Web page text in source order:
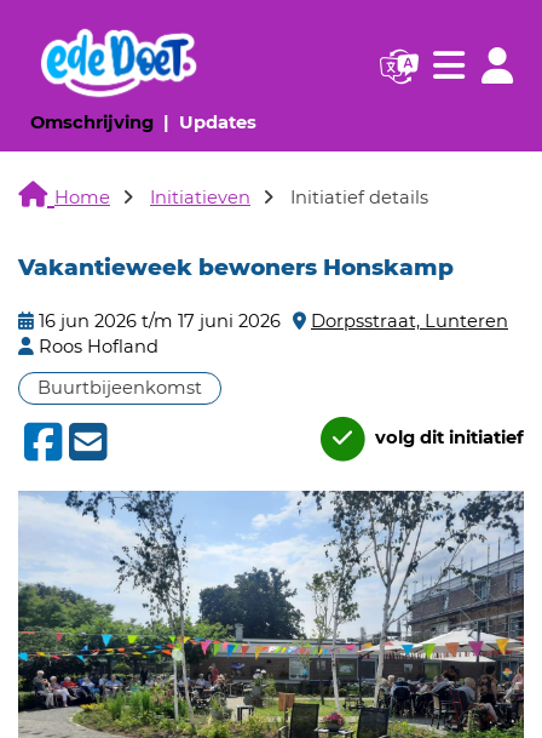
Omschrijving(huidige pagina)
Updates(huidige pagina)
Navigatie
Home Initiatieven Initiatief details
Vakantieweek bewoners Honskamp
16 jun 2026 t/m 17 juni 2026
Dorpsstraat, Lunteren
Roos Hofland
Buurtbijeenkomst
volg dit initiatief